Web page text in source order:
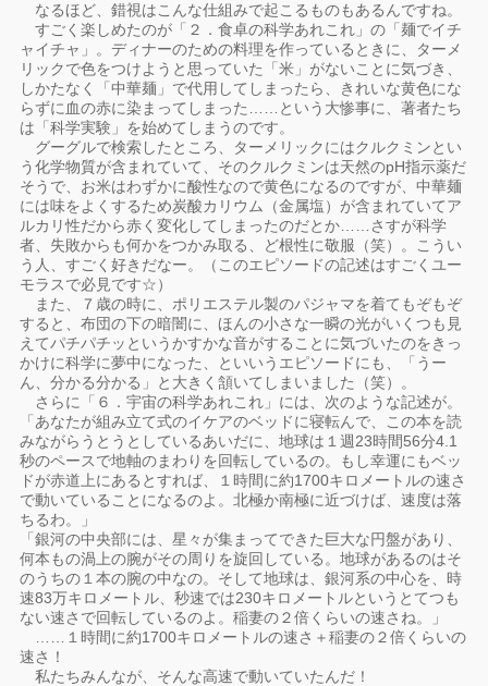
なるほど、錯視はこんな仕組みで起こるものもあるんですね。
すごく楽しめたのが「２．食卓の科学あれこれ」の「麺でイチ
ャイチャ」。ディナーのための料理を作っているときに、ターメ
リックで色をつけようと思っていた「米」がないことに気づき、
しかたなく「中華麺」で代用してしまったら、きれいな黄色にな
らずに血の赤に染まってしまった……という大惨事に、著者たち
は「科学実験」を始めてしまうのです。
グーグルで検索したところ、ターメリックにはクルクミンとい
う化学物質が含まれていて、そのクルクミンは天然のpH指示薬だ
そうで、お米はわずかに酸性なので黄色になるのですが、中華麺
には味をよくするため炭酸カリウム（金属塩）が含まれていてア
ルカリ性だから赤く変化してしまったのだとか……さすが科学
者、失敗からも何かをつかみ取る、ど根性に敬服（笑）。こうい
う人、すごく好きだなー。（このエピソードの記述はすごくユー
モラスで必見です☆）
また、７歳の時に、ポリエステル製のパジャマを着てもぞもぞ
すると、布団の下の暗闇に、ほんの小さな一瞬の光がいくつも見
えてパチパチッというかすかな音がすることに気づいたのをきっ
かけに科学に夢中になった、といいうエピソードにも、「うー
ん、分かる分かる」と大きく頷いてしまいました（笑）。
さらに「６．宇宙の科学あれこれ」には、次のような記述が。
「あなたが組み立て式のイケアのベッドに寝転んで、この本を読
みながらうとうとしているあいだに、地球は１週23時間56分4.1
秒のペースで地軸のまわりを回転しているの。もし幸運にもベッ
ドが赤道上にあるとすれば、１時間に約1700キロメートルの速さ
で動いていることになるのよ。北極か南極に近づけば、速度は落
ちるわ。」
「銀河の中央部には、星々が集まってできた巨大な円盤があり、
何本もの渦上の腕がその周りを旋回している。地球があるのはそ
のうちの１本の腕の中なの。そして地球は、銀河系の中心を、時
速83万キロメートル、秒速では230キロメートルというとてつも
ない速さで回転しているのよ。稲妻の２倍くらいの速さね。」
……１時間に約1700キロメートルの速さ＋稲妻の２倍くらいの
速さ！
私たちみんなが、そんな高速で動いていたんだ！